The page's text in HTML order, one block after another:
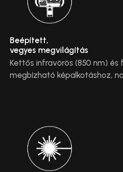
Beépített,
vegyes megvilágítás
Kettős infravörös (850 nm)
megbízható képalkotáshoz,